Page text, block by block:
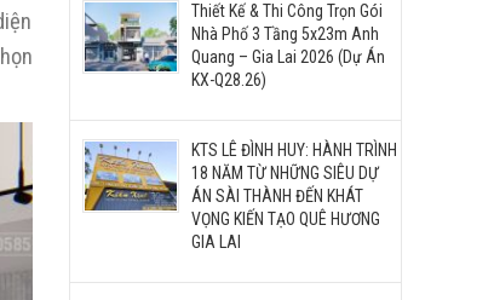
Thiết Kế & Thi Công Trọn Gói
Nhà Phố 3 Tầng 5x23m Anh
Quang – Gia Lai 2026 (Dự Án
KX-Q28.26)
KTS LÊ ĐÌNH HUY: HÀNH TRÌNH
18 NĂM TỪ NHỮNG SIÊU DỰ
ÁN SÀI THÀNH ĐẾN KHÁT
VỌNG KIẾN TẠO QUÊ HƯƠNG
GIA LAI